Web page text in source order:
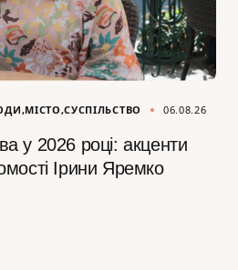
МІСТО СУСПІЛЬСТВО 06.08.26
у 2026 році: акценти
Ірини Яремко